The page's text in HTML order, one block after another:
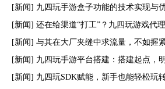
[新闻] 九四玩手游盒子功能的技术实现与
[新闻] 九四玩SDK赋能，新手也能轻松玩